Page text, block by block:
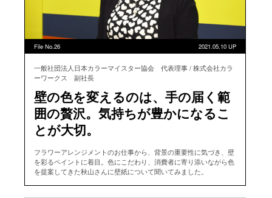
File No.26 2021.05.10 UP
一般社団法人日本カラーマイスター協会 代表理事 / 株式会社カラ
ーワークス 副社長
壁の色を変えるのは、手の届く範
囲の贅沢。気持ちが豊かになるこ
とが大切。
フラワーアレンジメントのお仕事から、背景の重要性に気づき、壁
を彩るペイントに着目。色にこだわり、消費者に寄り添いながら色
を提案してきた秋山さんに壁紙について聞いてみました。